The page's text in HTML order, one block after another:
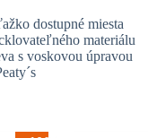
dostupné miesta
materiálu
s voskovou úpravou